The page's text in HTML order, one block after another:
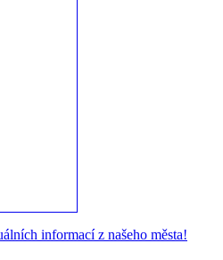
informací z našeho města!